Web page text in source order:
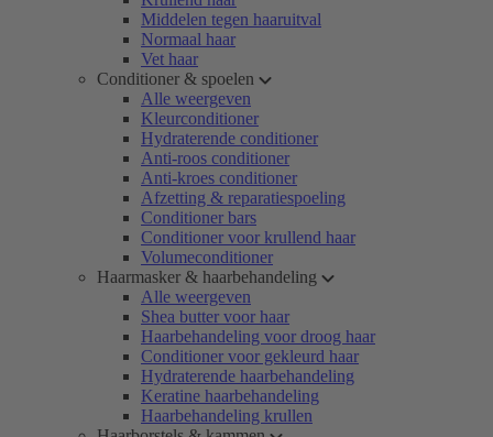
Middelen tegen haaruitval
Normaal haar
Vet haar
Conditioner & spoelen
Alle weergeven
Kleurconditioner
Hydraterende conditioner
Anti-roos conditioner
Anti-kroes conditioner
Afzetting & reparatiespoeling
Conditioner bars
Conditioner voor krullend haar
Volumeconditioner
Haarmasker & haarbehandeling
Alle weergeven
Shea butter voor haar
Haarbehandeling voor droog haar
Conditioner voor gekleurd haar
Hydraterende haarbehandeling
Keratine haarbehandeling
Haarbehandeling krullen